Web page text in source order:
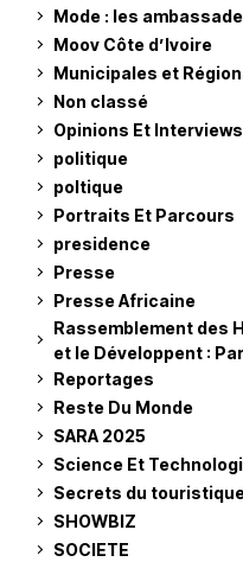
Mode : les
Moov Côte d’Ivoire
Municipales et
Non classé
Opinions Et Interviews
politique
poltique
Portraits Et Parcours
presidence
Presse
Presse Africaine
Rassemblement des
et le Développent :
Reportages
Reste Du Monde
SARA 2025
Science Et
Secrets du
SHOWBIZ
SOCIETE